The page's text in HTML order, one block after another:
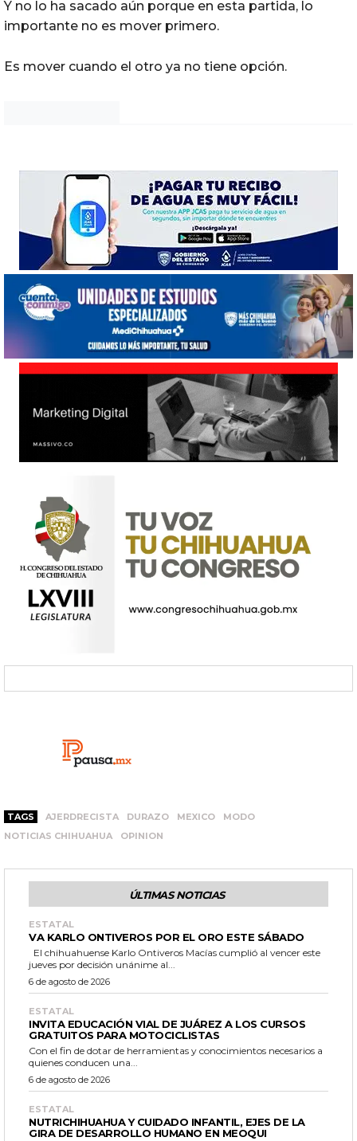
Y no lo ha sacado aún porque en esta partida, lo
importante no es mover primero.
Es mover cuando el otro ya no tiene opción.
TAGS AJERDRECISTA DURAZO MEXICO
MODO
NOTICIAS CHIHUAHUA
OPINION
ÚLTIMAS NOTICIAS
ESTATAL
VA KARLO ONTIVEROS POR EL ORO ESTE SÁBADO
jueves por decisión unánime al...
6 de agosto de 2026
ESTATAL
INVITA EDUCACIÓN VIAL DE JUÁREZ A LOS CURSOS
GRATUITOS PARA MOTOCICLISTAS
Con el fin de dotar de herramientas y conocimientos necesarios a
quienes conducen una...
6 de agosto de 2026
ESTATAL
NUTRICHIHUAHUA Y CUIDADO INFANTIL, EJES DE LA
GIRA DE DESARROLLO HUMANO EN MEOQUI